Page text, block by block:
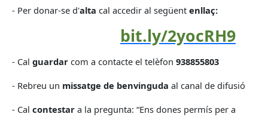
- Per donar-se d'alta cal accedir al següent enllaç:
bit.ly/2yocRH9
- Cal guardar com a contacte el telèfon 938855803
- Rebreu un missatge de benvinguda al canal de difusió
- Cal contestar a la pregunta: “Ens dones permís per a